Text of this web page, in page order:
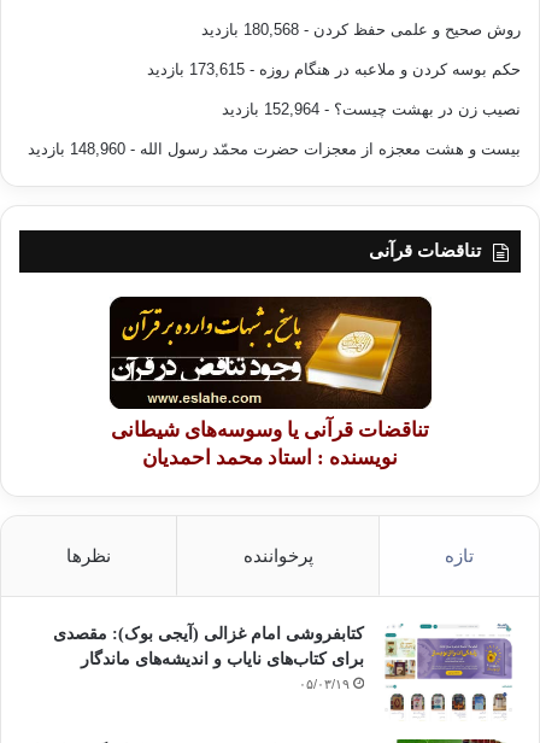
روش صحیح و علمی حفظ کردن - 180,568 بازدید
حکم بوسه کردن و ملاعبه در هنگام روزه - 173,615 بازدید
نصیب زن در بهشت چیست؟ - 152,964 بازدید
بیست و هشت معجزه از معجزات حضرت محمّد رسول الله - 148,960 بازدید
تناقضات قرآنی
تناقضات قرآنی یا وسوسه‌های شیطانی
نویسنده : استاد محمد احمدیان
تازه پرخواننده نظرها
کتابفروشی امام غزالی (آیجی بوک): مقصدی
برای کتاب‌های نایاب و اندیشه‌های ماندگار
۰۵/۰۳/۱۹